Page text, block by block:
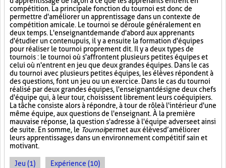
compétition. La principale fonction du tournoi est donc de
permettre d'améliorer un apprentissage dans un contexte de
compétition amicale. Le tournoi se déroule généralement en
deux temps. L'enseignant demande d'abord aux apprenants
d'étudier un contenu puis, il y a ensuite la formation d'équipes
pour réaliser le tournoi proprement dit. Il y a deux types de
tournois : le tournoi où s'affrontent plusieurs petites équipes et
celui où n'entrent en jeu que deux grandes équipes. Dans le cas
du tournoi avec plusieurs petites équipes, les élèves répondent à
des questions, font un jeu ou un exercice. Dans le cas du tournoi
réalisé par deux grandes équipes, l'enseignant désigne deux chefs
d'équipe qui, à leur tour, choisissent librement leurs coéquipiers.
La tâche consiste alors à répondre, à tour de rôle à l'intérieur d'une
même équipe, aux questions de l'enseignant. À la première
mauvaise réponse, la question s'adresse à l'équipe adverse et ainsi
de suite. En somme, le Tournoipermet aux élèves d’améliorer
leurs apprentissages dans un environnement compétitif sain et
motivant.
Jeu (1) Expérience (10)